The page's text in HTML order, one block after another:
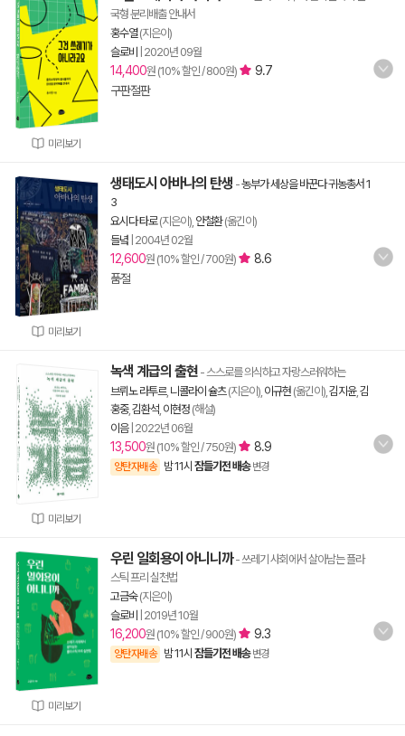
미리보기
국형 분리배출 안내서
홍수열(지은이)
슬로비
2020년 09월
14,400원 (10% 할인 / 800원)
9.7
구판절판
미리보기
생태도시 아바나의 탄생 -농부가 세상을 바꾼다 귀농총서 1
3
요시다 타로(지은이), 안철환(옮긴이)
들녘 2004년 02월
12,600원 (10% 할인 / 700원)
8.6
품절
미리보기
녹색 계급의 출현 - 스스로를 의식하고 자랑스러워하는
브뤼노 라투르, 니콜라이 슐츠(지은이), 이규현 (옮긴이), 김지윤, 김
홍중, 김환석 이현정 (해설)
이음| 2022년 06월
13,500원 (10% 할인 / 750원) 8.9
양탄자배송 밤 11시 잠들기전 배송 변경
미리보기
우린 일회용이 아니니까- 쓰레기 사회에서 살아남는 플라
스틱 프리 실천법
고금숙(지은이)
슬로비
2019년 10월
16,200원 (10% 할인 / 900원) 9.3
양탄자배송 밤 11시 잠들기전 배송 변경